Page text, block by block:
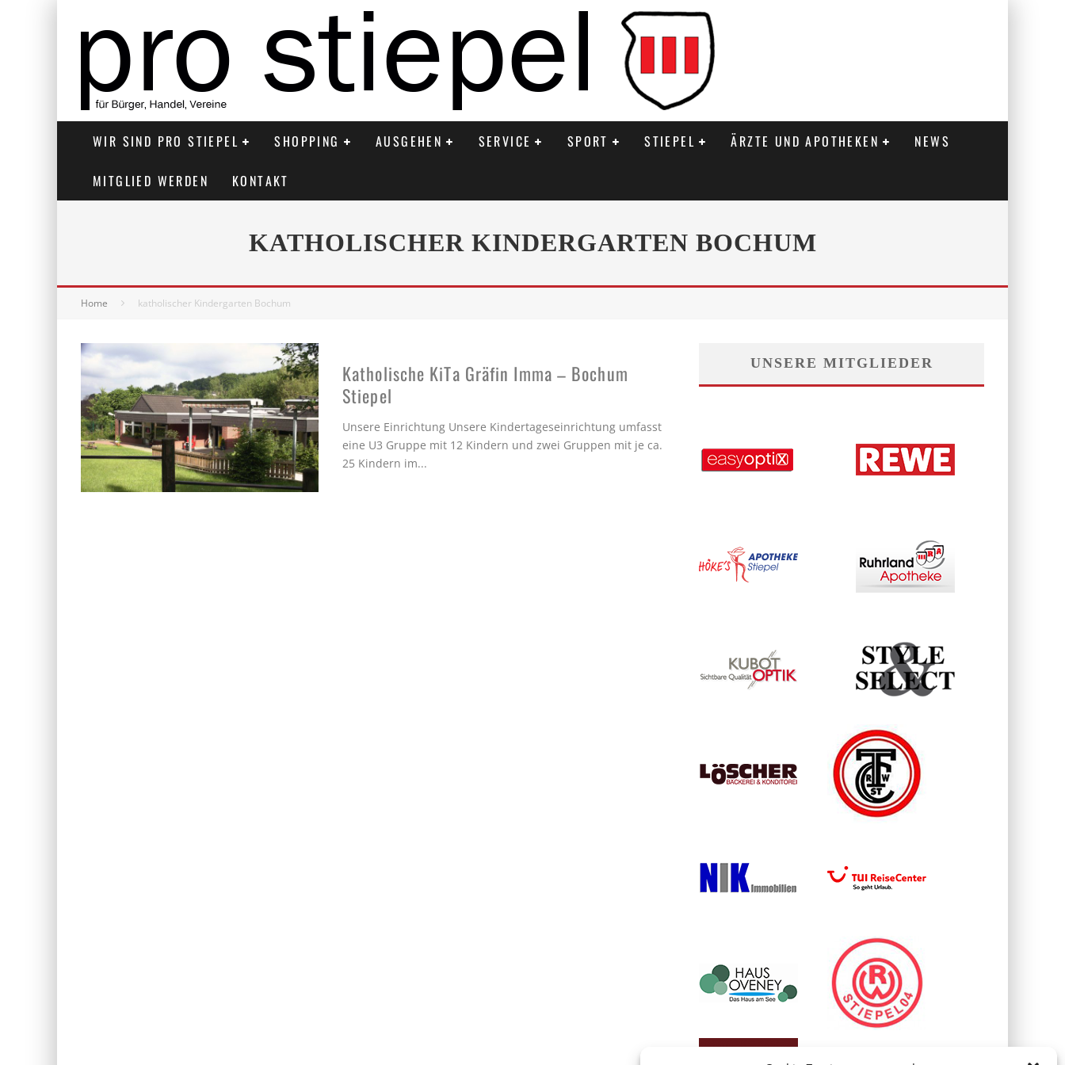
WIR SIND PRO STIEPEL SHOPPING AUSGEHEN SERVICE SPORT STIEPEL ÄRZTE UND APOTHEKEN NEWS
MITGLIED WERDEN KONTAKT
KATHOLISCHER KINDERGARTEN BOCHUM
Home katholischer Kindergarten Bochum
Katholische KiTa Gräfin Imma – Bochum
Stiepel
Unsere Einrichtung Unsere Kindertageseinrichtung umfasst
eine U3 Gruppe mit 12 Kindern und zwei Gruppen mit je ca.
25 Kindern im...
UNSERE MITGLIEDER